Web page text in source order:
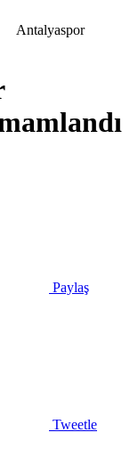
Antalyaspor
Paylaş
Tweetle